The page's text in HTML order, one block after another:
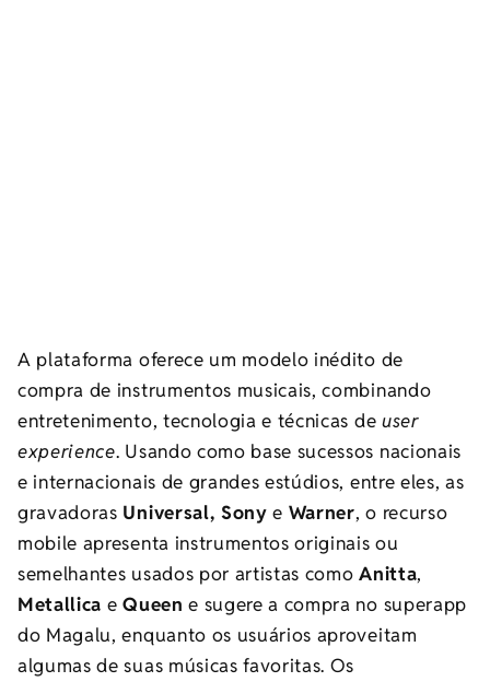
A plataforma oferece um modelo inédito de
compra de instrumentos musicais, combinando
entretenimento, tecnologia e técnicas de user
experience. Usando como base sucessos nacionais
e internacionais de grandes estúdios, entre eles, as
gravadoras Universal, Sony e Warner, o recurso
mobile apresenta instrumentos originais ou
semelhantes usados por artistas comoAnitta,
Metallica eQueen e sugere a compra no superapp
do Magalu, enquanto os usuários aproveitam
algumas de suas músicas favoritas. Os